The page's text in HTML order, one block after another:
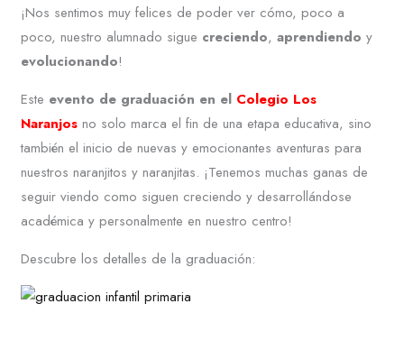
¡Nos sentimos muy felices de poder ver cómo, poco a
poco, nuestro alumnado sigue creciendo,aprendiendo y
evolucionando!
Este evento de graduación en el Colegio Los
Naranjos no solo marca el fin de una etapa educativa, sino
también el inicio de nuevas y emocionantes aventuras para
nuestros naranjitos y naranjitas. ¡Tenemos muchas ganas de
seguir viendo como siguen creciendo y desarrollándose
académica y personalmente en nuestro centro!
Descubre los detalles de la graduación: